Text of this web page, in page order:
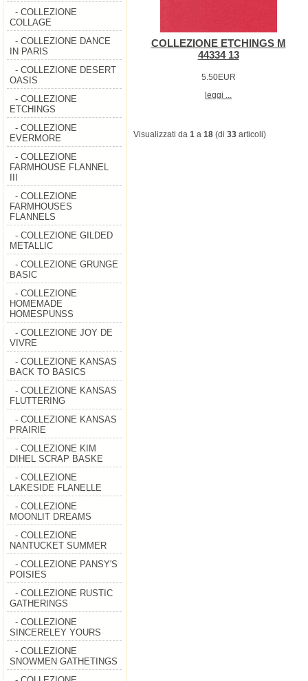
- COLLEZIONE
COLLAGE
- COLLEZIONE DANCE
IN PARIS
- COLLEZIONE DESERT
OASIS
- COLLEZIONE
ETCHINGS
- COLLEZIONE
EVERMORE
- COLLEZIONE
FARMHOUSE FLANNEL
- COLLEZIONE
FARMHOUSES
FLANNELS
- COLLEZIONE GILDED
METALLIC
- COLLEZIONE GRUNGE
BASIC
- COLLEZIONE
HOMEMADE
HOMESPUNSS
- COLLEZIONE JOY DE
VIVRE
- COLLEZIONE KANSAS
BACK TO BASICS
- COLLEZIONE KANSAS
FLUTTERING
- COLLEZIONE KANSAS
PRAIRIE
- COLLEZIONE KIM
DIHEL SCRAP BASKE
- COLLEZIONE
LAKESIDE FLANELLE
- COLLEZIONE
MOONLIT DREAMS
- COLLEZIONE
NANTUCKET SUMMER
- COLLEZIONE PANSY'S
POISIES
- COLLEZIONE RUSTIC
GATHERINGS
- COLLEZIONE
SINCERELEY YOURS
- COLLEZIONE
SNOWMEN GATHETINGS
COLLEZIONE ETCHINGS M
44334 13
5.50EUR
leggi ...
Visualizzati da1 a18 (di33 articoli)